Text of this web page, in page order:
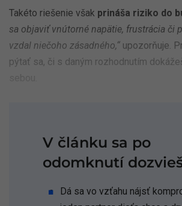
Takéto riešenie však prináša riziko do
sa objaviť vnútorné napätie, frustrácia či
vzdal niečoho zásadného,“ upozorňuje.
pýtať sa, či s daným rozhodnutím
V článku sa po
odomknutí
Dá sa vo vzťahu nájsť